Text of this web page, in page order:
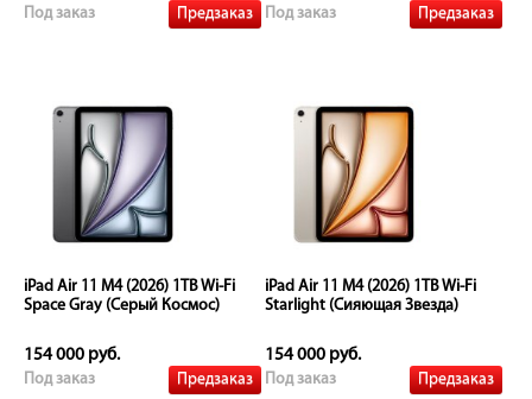
Под заказ Предзаказ Под заказ Предзаказ
iPad Air 11 M4 (2026) 1TB Wi-Fi
Space Gray (Серый Космос)
154 000 руб.
Под заказ Предзаказ
iPad Air 11 M4 (2026) 1TB Wi-Fi
Starlight (Сияющая Звезда)
154 000 руб.
Под заказ Предзаказ